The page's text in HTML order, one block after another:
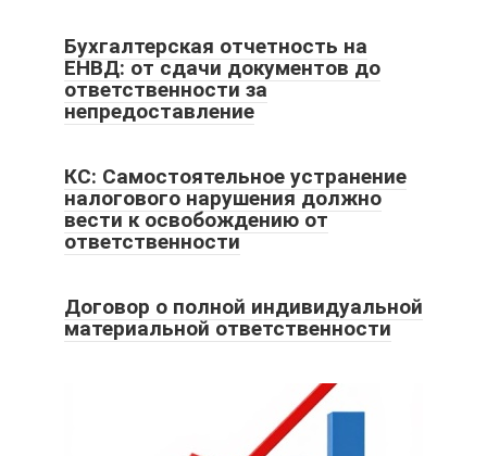
Бухгалтерская отчетность на
ЕНВД: от сдачи документов до
ответственности за
непредоставление
КС: Самостоятельное устранение
налогового нарушения должно
вести к освобождению от
ответственности
Договор о полной индивидуальной
материальной ответственности